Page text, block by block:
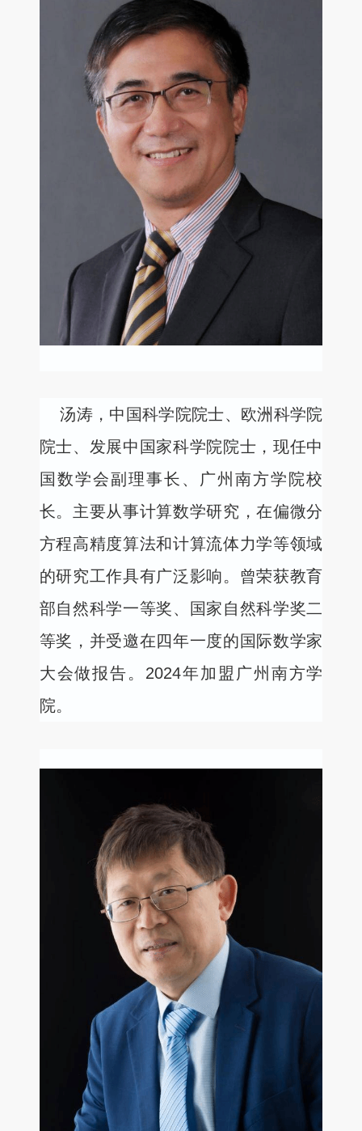
汤涛，中国科学院院士、欧洲科学院
院士、发展中国家科学院院士，现任中
国数学会副理事长、广州南方学院校
长。主要从事计算数学研究，在偏微分
方程高精度算法和计算流体力学等领域
的研究工作具有广泛影响。曾荣获教育
部自然科学一等奖、国家自然科学奖二
等奖，并受邀在四年一度的国际数学家
大会做报告。 2024年加盟广州南方学
院。